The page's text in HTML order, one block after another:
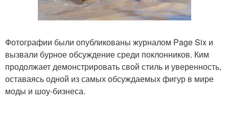
Фотографии были опубликованы журналом Page Six и
вызвали бурное обсуждение среди поклонников. Ким
продолжает демонстрировать свой стиль и уверенность,
оставаясь одной из самых обсуждаемых фигур в мире
моды и шоу-бизнеса.